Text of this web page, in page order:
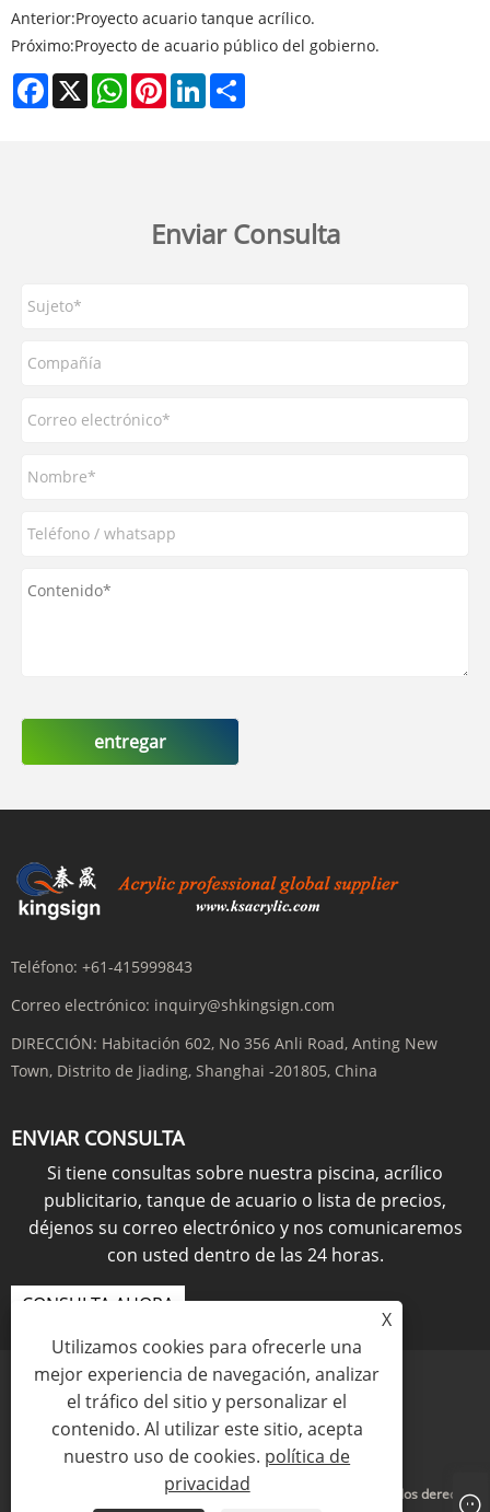
Anterior:Proyecto acuario tanque acrílico.
Próximo:Proyecto de acuario público del gobierno.
Facebook
X WhatsAppPinterestLinkedIn
Enviar Consulta
entregar
Teléfono: +61-415999843
Correo electrónico: inquiry@shkingsign.com
DIRECCIÓN: Habitación 602, No 356 Anli Road, Anting New
Town, Distrito de Jiading, Shanghai -201805, China
ENVIAR CONSULTA
Si tiene consultas sobre nuestra piscina, acrílico
publicitario, tanque de acuario o lista de precios,
déjenos su correo electrónico y nos comunicaremos
con usted dentro de las 24 horas.
CONSULTA AHORA
Sitemap política de privacidad
Copyright © 2021 KINGSIGN INDUSTRY (CHINA) LIMITED Todos los derechos
X
Utilizamos cookies para ofrecerle una
mejor experiencia de navegación, analizar
el tráfico del sitio y personalizar el
contenido. Al utilizar este sitio, acepta
nuestro uso de cookies. política de
privacidad